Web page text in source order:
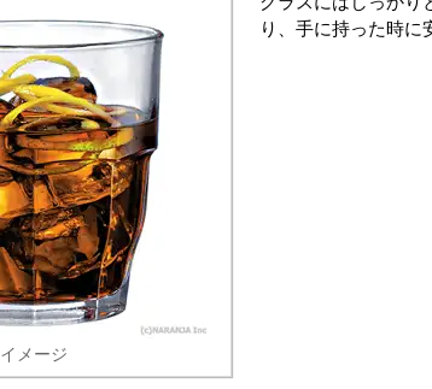
イメージ
り、手に持った時に